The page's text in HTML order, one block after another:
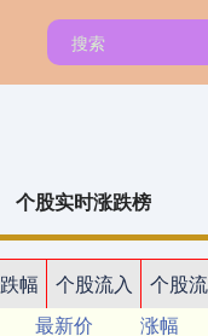
个股实时涨跌榜
幅 个股流入 个股
最新价 涨幅